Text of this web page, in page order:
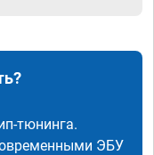
тюнинга.
ЭБУ